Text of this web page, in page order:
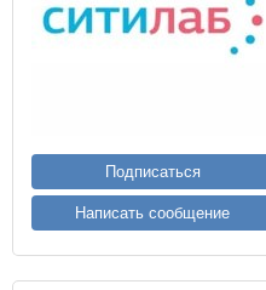
Подписаться
Написать сообщение